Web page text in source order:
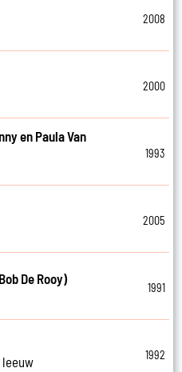
2008
2000
en Paula Van
1993
2005
De Rooy)
1991
leeuw
1992